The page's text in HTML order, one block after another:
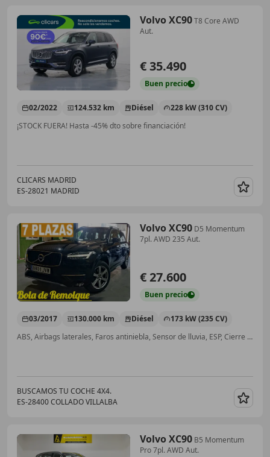
Volvo XC90T8 Core AWD
Aut.
€ 35.490
Buen precio
02/2022 124.532 km Diésel
228 kW (310 CV)
¡STOCK FUERA! Hasta -45% dto sobre financiación!
CLICARS MADRID
ES-28021 MADRID
Volvo XC90 D5 Momentum
7pl. AWD 235 Aut.
€ 27.600
Buen precio
03/2017 130.000 km Diésel
173 kW (235 CV)
ABS, Airbags laterales, Faros antiniebla, Sensor de lluvia, ESP, Cierre centralizado, Llantas de aleación, Volante multifunción
BUSCAMOS TU COCHE 4X4.
ES-28400 COLLADO VILLALBA
Volvo XC90 B5 Momentum
Pro 7pl. AWD Aut.